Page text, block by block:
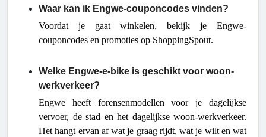
Waar kan ik Engwe-couponcodes vinden?
Voordat je gaat winkelen, bekijk je Engwe-
couponcodes en promoties op ShoppingSpout.
Welke Engwe-e-bike is geschikt voor woon-
werkverkeer?
Engwe heeft forensenmodellen voor je dagelijkse
vervoer, de stad en het dagelijkse woon-werkverkeer.
Het hangt ervan af wat je graag rijdt, wat je wilt en wat